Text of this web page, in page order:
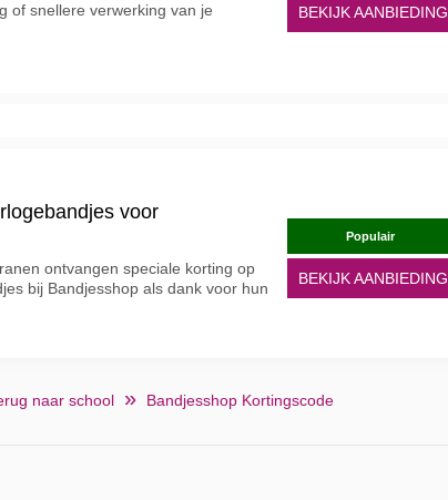
of snellere verwerking van je
BEKIJK AANBIEDING
voor
ontvangen speciale korting op
bij Bandjesshop als dank voor hun
Populair
BEKIJK AANBIEDING
naar school Bandjesshop Kortingscode